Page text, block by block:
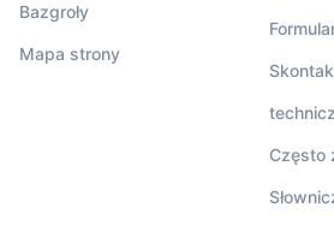
Bazgroły
Mapa strony
Często